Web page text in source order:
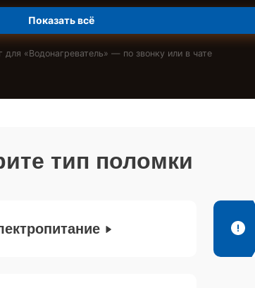
Показать всё
для «Водонагреватель» — по звонку или в чате
тип поломки